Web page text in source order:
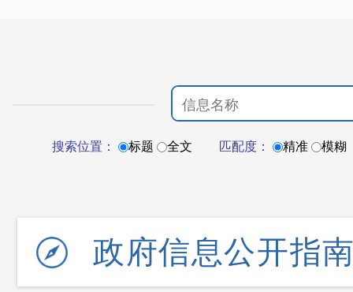
搜索位置： 标题 全文 匹配度： 精准 模糊
政府信息公开指